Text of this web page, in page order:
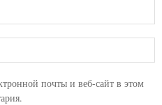
почты и веб-сайт в этом